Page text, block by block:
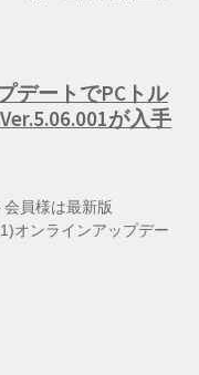
デートでPCトル
が入手
員様は最新版
オンラインアップデー